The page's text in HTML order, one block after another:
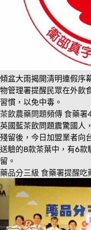
傾盆大雨揭開清明連假序
物管理署提醒民眾在外飲
習慣，以免中毒。
茶飲農藥問題頻傳 食藥
英國藍茶飲問題震驚國人
殘留後，今日加盟業者向
送驗的8款茶葉中，有6款
留。
藥品分三級 食藥署提醒吃